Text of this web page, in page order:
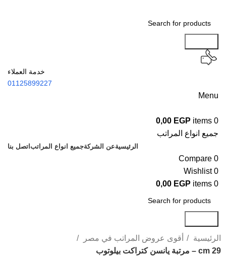
خدمة العملاء
01125899227
Menu
0
items
0,00 EGP
جميع انواع المراتب
الرئيسيةعن الشركةجميع انواع المراتب اتصل بنا
0
Compare
0
Wishlist
0
items
0,00 EGP
الرئيسية
أقوى عروض المراتب في مصر
29 cm – مرتبة يانسن كتراكت بيلوتوب